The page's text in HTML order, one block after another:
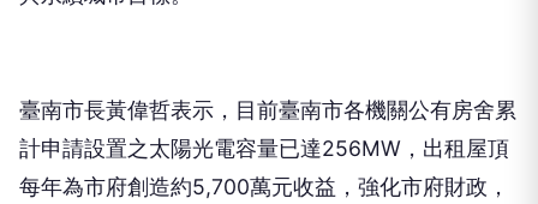
臺南市長黃偉哲表示，目前臺南市各機關公有房舍累
計申請設置之太陽光電容量已達256MW，出租屋頂
每年為市府創造約5,700萬元收益，強化市府財政，